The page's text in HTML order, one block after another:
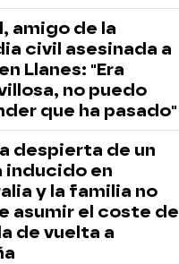
amigo de la
civil asesinada a
Llanes: "Era
no puedo
que ha pasado"
despierta de un
inducido en
y la familia no
asumir el coste de
de vuelta a